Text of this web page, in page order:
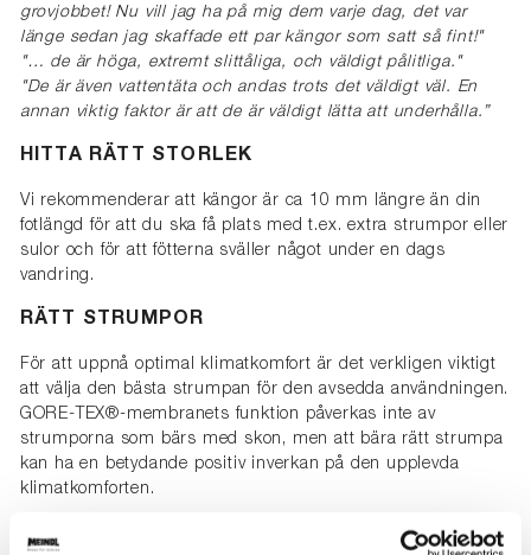
grovjobbet! Nu vill jag ha på mig dem varje dag, det var
länge sedan jag skaffade ett par kängor som satt så fint!"
"… de är höga, extremt slittåliga, och väldigt pålitliga."
"De är även vattentäta och andas trots det väldigt väl. En
annan viktig faktor är att de är väldigt lätta att underhålla.”
HITTA RÄTT STORLEK
Vi rekommenderar att kängor är ca 10 mm längre än din
fotlängd för att du ska få plats med t.ex. extra strumpor eller
sulor och för att fötterna sväller något under en dags
vandring.
RÄTT STRUMPOR
För att uppnå optimal klimatkomfort är det verkligen viktigt
att välja den bästa strumpan för den avsedda användningen.
GORE-TEX®-membranets funktion påverkas inte av
strumporna som bärs med skon, men att bära rätt strumpa
kan ha en betydande positiv inverkan på den upplevda
klimatkomforten.
100% bomull